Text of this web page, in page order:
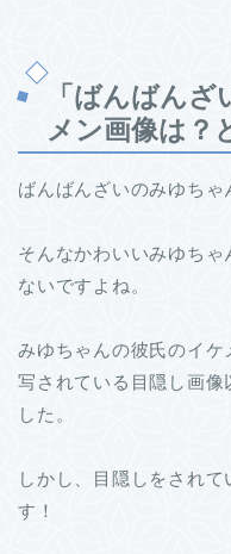
「ばんばん
メン画像は？
ばんばんざいのみゆちゃ
そんなかわいいみゆち
ないですよね。
みゆちゃんの彼氏のイ
写されている目隠し画
した。
しかし、目隠しをされ
す！